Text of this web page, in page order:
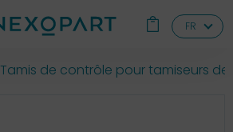
FR
Tamis de contrôle pour tamiseurs